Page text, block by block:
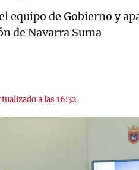
equipo de Gobierno y
de Navarra Suma
a las 16:32